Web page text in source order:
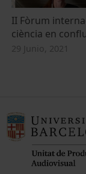
II Fòrum
ciència en
29 Junio, 2021